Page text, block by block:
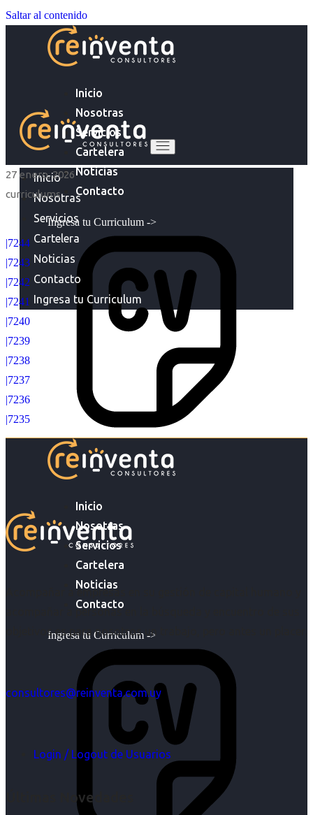
Saltar al contenido
Inicio
Nosotras
Servicios
Cartelera
Noticias
Contacto
Ingresa tu Curriculum ->
Inicio
Nosotras
Servicios
Cartelera
Noticias
Contacto
Ingresa tu Curriculum ->
Inicio
Nosotras
Servicios
Cartelera
Noticias
Contacto
Ingresa tu Curriculum
27 enero, 2026
curriculums
|7244
|7243
|7242
|7241
|7240
|7239
|7238
|7237
|7236
|7235
Acompañar a empresas en su gestión de capital humano y
acompañar a personas en la búsqueda y encuentro de sus
objetivos es para nosotros un trabajo, pero antes un placer.
consultores@reinventa.com.uy
Login / Logout de Usuarios
Últimas Novedades